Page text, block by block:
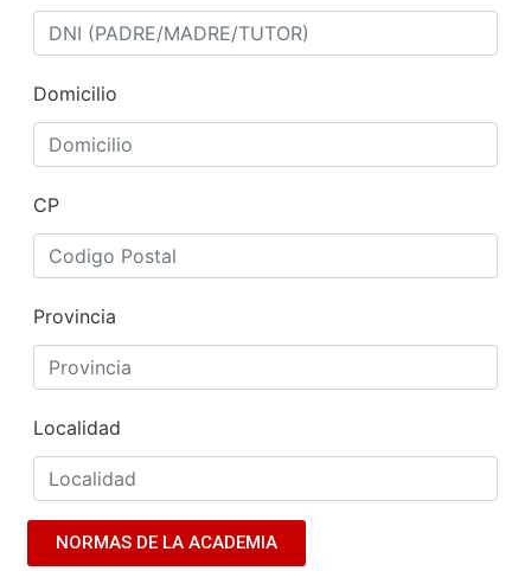
Domicilio
CP
Provincia
Localidad
NORMAS DE LA ACADEMIA